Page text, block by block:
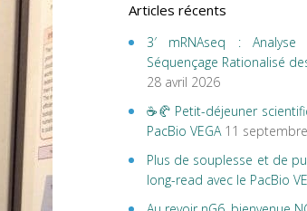
Articles récents
3′ mRNAseq : Analyse
Séquençage Rationalisé
28 avril 2026
☕🥐 Petit-déjeuner
PacBio VEGA 11
Plus de souplesse et de
long-read avec le PacBio